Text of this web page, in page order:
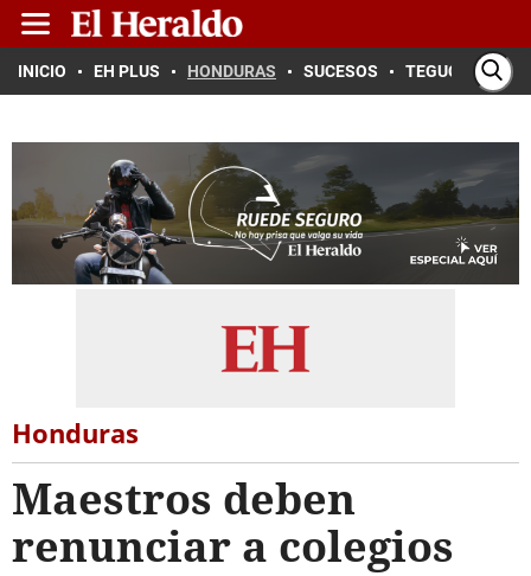
INICIO EH PLUS HONDURAS SUCESOS TEGUCIGALPA
Honduras
Maestros deben
renunciar a colegios